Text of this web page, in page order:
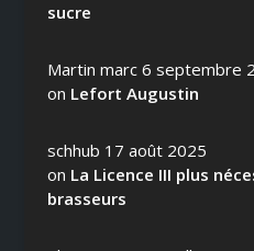
sucre
Martin marc 6 septembre
on Lefort Augustin
schhub 17 août 2025
on La Licence III plus
brasseurs